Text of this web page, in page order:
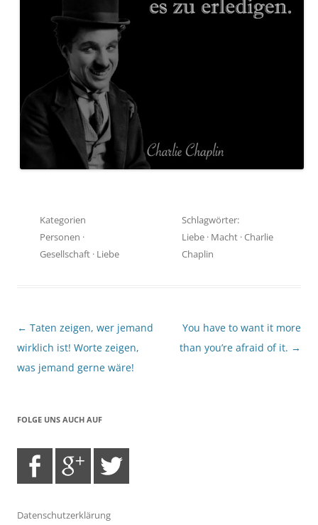
Kategorien
Personen ·
Gesellschaft · Liebe
Schlagwörter:
Liebe · Macht ·Charlie
Chaplin
Beitragsnavigation
← Taten zeigen, wer jemand
wirklich ist! Worte zeigen,
was jemand gerne wäre!
You have to want it more
than you’re afraid of it. →
FOLGE UNS AUCH AUF
Datenschutzerklärung